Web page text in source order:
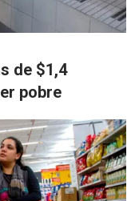
de $1,4
pobre